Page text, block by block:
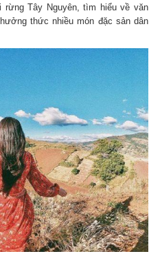
Tây Nguyên, tìm hiểu về văn
thức nhiều món đặc sản dân